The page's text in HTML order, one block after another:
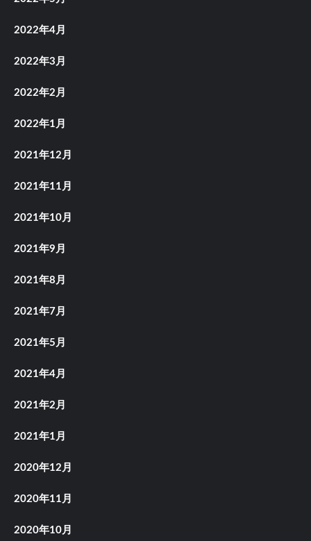
2022年4月
2022年3月
2022年2月
2022年1月
2021年12月
2021年11月
2021年10月
2021年9月
2021年8月
2021年7月
2021年5月
2021年4月
2021年2月
2021年1月
2020年12月
2020年11月
2020年10月